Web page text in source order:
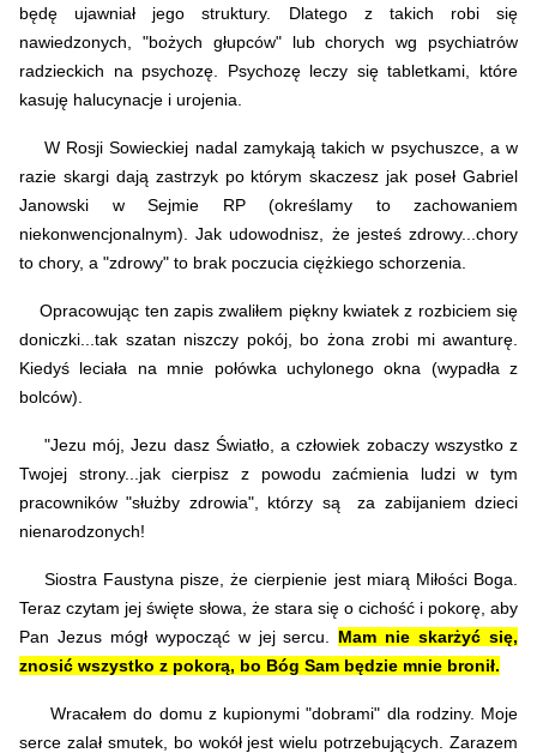
będę ujawniał jego struktury. Dlatego z takich robi się
nawiedzonych, "bożych głupców" lub chorych wg psychiatrów
radzieckich na psychozę. Psychozę leczy się tabletkami, które
kasuję halucynacje i urojenia.
W Rosji Sowieckiej nadal zamykają takich w psychuszce, a w
razie skargi dają zastrzyk po którym skaczesz jak poseł Gabriel
Janowski w Sejmie RP (określamy to zachowaniem
niekonwencjonalnym). Jak udowodnisz, że jesteś zdrowy...chory
to chory, a "zdrowy" to brak poczucia ciężkiego schorzenia.
Opracowując ten zapis zwaliłem piękny kwiatek z rozbiciem się
doniczki...tak szatan niszczy pokój, bo żona zrobi mi awanturę.
Kiedyś leciała na mnie połówka uchylonego okna (wypadła z
bolców).
"Jezu mój, Jezu dasz Światło, a człowiek zobaczy wszystko z
Twojej strony...jak cierpisz z powodu zaćmienia ludzi w tym
pracowników "służby zdrowia", którzy są za zabijaniem dzieci
nienarodzonych!
Siostra Faustyna pisze, że cierpienie jest miarą Miłości Boga.
Teraz czytam jej święte słowa, że stara się o cichość i pokorę, aby
Pan Jezus mógł wypocząć w jej sercu. Mam nie skarżyć się,
znosić wszystko z pokorą, bo Bóg Sam będzie mnie bronił.
Wracałem do domu z kupionymi "dobrami" dla rodziny. Moje
serce zalał smutek, bo wokół jest wielu potrzebujących. Zarazem